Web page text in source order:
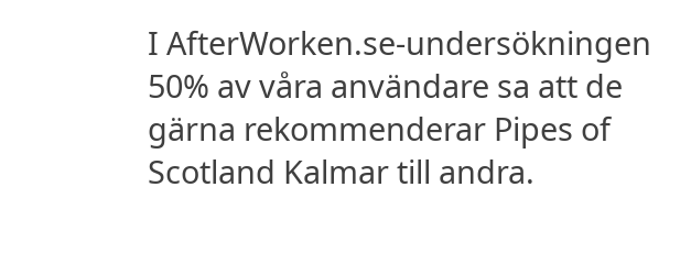
I AfterWorken.se-undersökningen
50% av våra användare sa att de
gärna rekommenderar Pipes of
Scotland Kalmar till andra.